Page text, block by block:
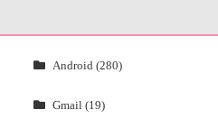
Android (280)
Gmail (19)